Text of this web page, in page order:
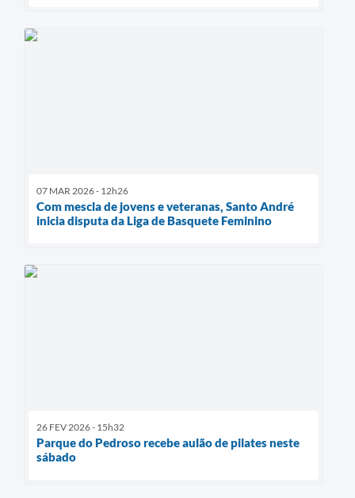
07 MAR 2026 - 12h26
Com mescla de jovens e veteranas, Santo André
inicia disputa da Liga de Basquete Feminino
26 FEV 2026 - 15h32
Parque do Pedroso recebe aulão de pilates neste
sábado